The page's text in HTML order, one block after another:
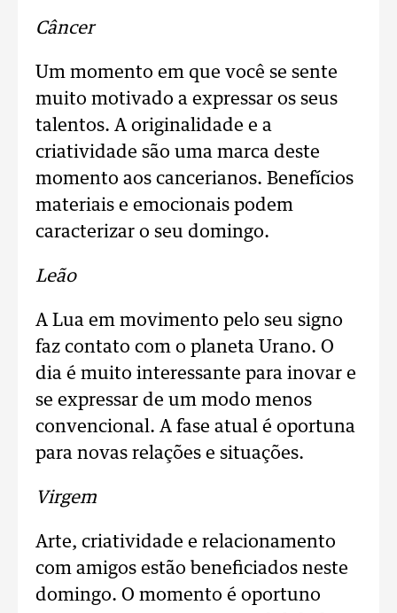
Câncer
Um momento em que você se sente
muito motivado a expressar os seus
talentos. A originalidade e a
criatividade são uma marca deste
momento aos cancerianos. Benefícios
materiais e emocionais podem
caracterizar o seu domingo.
Leão
A Lua em movimento pelo seu signo
faz contato com o planeta Urano. O
dia é muito interessante para inovar e
se expressar de um modo menos
convencional. A fase atual é oportuna
para novas relações e situações.
Virgem
Arte, criatividade e relacionamento
com amigos estão beneficiados neste
domingo. O momento é oportuno